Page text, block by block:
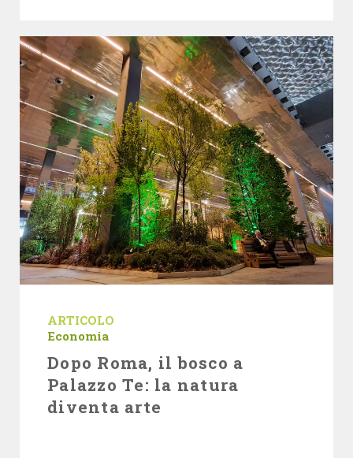
ARTICOLO
Economia
Dopo Roma, il bosco a
Palazzo Te: la natura
diventa arte